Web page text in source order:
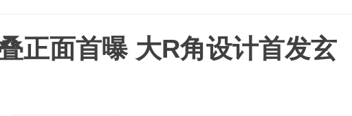
正面首曝 大R角设计首发玄